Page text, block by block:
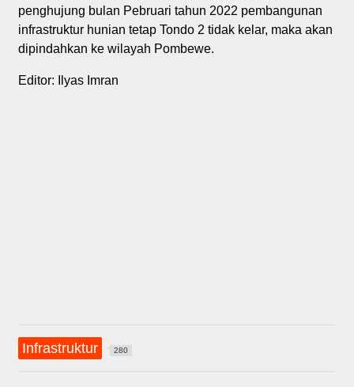
penghujung bulan Pebruari tahun 2022 pembangunan
infrastruktur hunian tetap Tondo 2 tidak kelar, maka akan
dipindahkan ke wilayah Pombewe.
Editor: Ilyas Imran
Infrastruktur 280